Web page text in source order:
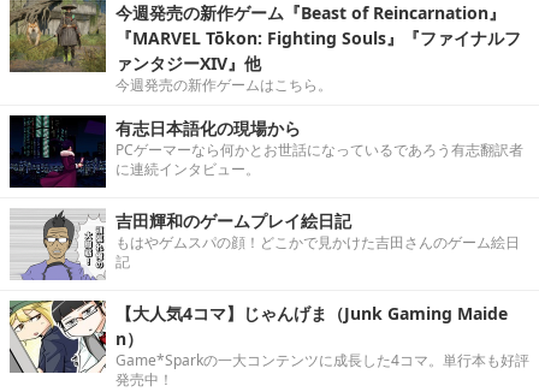
今週発売の新作ゲーム『Beast of Reincarnation』
『MARVEL Tōkon: Fighting Souls』『ファイナルフ
ァンタジーXIV』他
今週発売の新作ゲームはこちら。
有志日本語化の現場から
PCゲーマーなら何かとお世話になっているであろう有志翻訳者
に連続インタビュー。
吉田輝和のゲームプレイ絵日記
もはやゲムスパの顔！どこかで見かけた吉田さんのゲーム絵日
記
【大人気4コマ】じゃんげま（Junk Gaming Maide
n）
Game*Sparkの一大コンテンツに成長した4コマ。単行本も好評
発売中！